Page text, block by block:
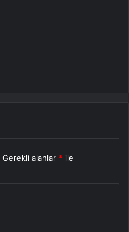
Gerekli alanlar * ile